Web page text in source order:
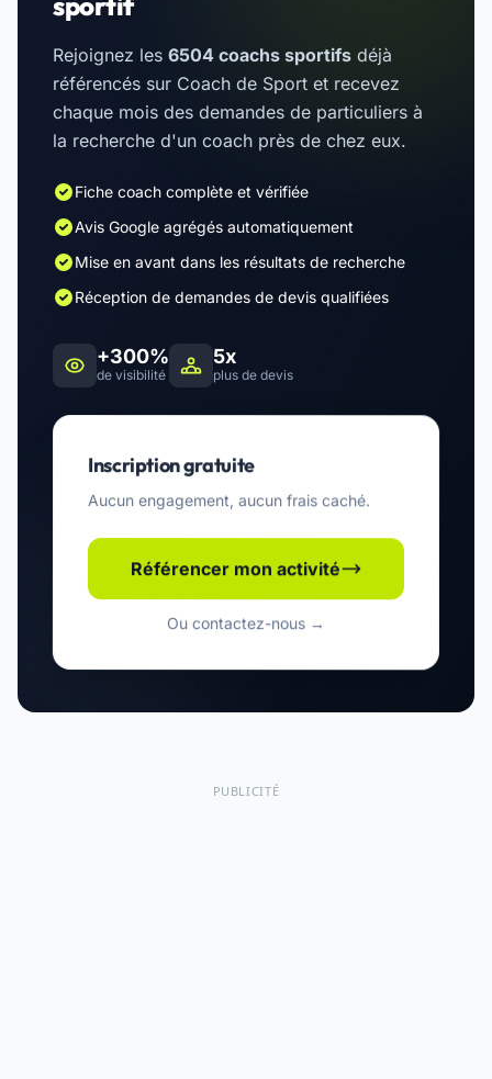
Rejoignez les 6504 coachs sportifs déjà
référencés sur Coach de Sport et recevez
chaque mois des demandes de particuliers à
la recherche d'un coach près de chez eux.
Fiche coach complète et vérifiée
Avis Google agrégés automatiquement
Mise en avant dans les résultats de recherche
Réception de demandes de devis qualifiées
+300%
de visibilité
5x
plus de devis
Inscription gratuite
Aucun engagement, aucun frais caché.
Référencer mon activité
Ou contactez-nous →
PUBLICITÉ